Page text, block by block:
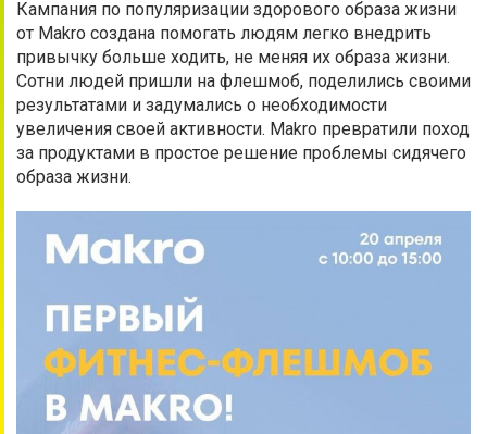
Кампания по популяризации здорового образа жизни
от Makro создана помогать людям легко внедрить
привычку больше ходить, не меняя их образа жизни.
Сотни людей пришли на флешмоб, поделились своими
результатами и задумались о необходимости
увеличения своей активности. Makro превратили поход
за продуктами в простое решение проблемы сидячего
образа жизни.